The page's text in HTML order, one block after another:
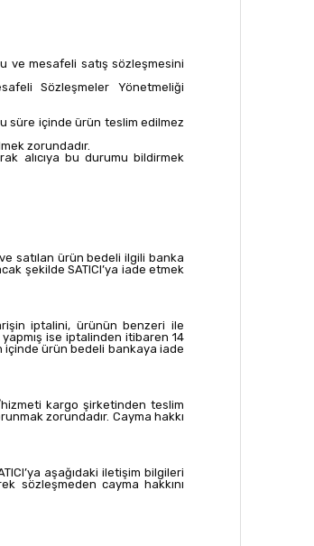
ve mesafeli satış sözleşmesini
Sözleşmeler Yönetmeliği
süre içinde ürün teslim edilmez
zorundadır.
alıcıya bu durumu bildirmek
satılan ürün bedeli ilgili banka
şekilde SATICI’ya iade etmek
iptalini, ürünün benzeri ile
ise iptalinden itibaren 14
içinde ürün bedeli bankaya iade
hizmeti kargo şirketinden teslim
zorundadır. Cayma hakkı
aşağıdaki iletişim bilgileri
sözleşmeden cayma hakkını